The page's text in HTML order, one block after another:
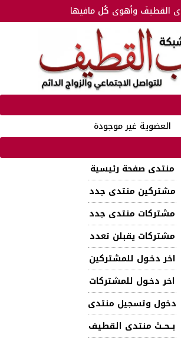
القطيفَ وأهوى كُل مافيها
العضوية غير موجودة
منتدى صفحة رئيسية
مشتركين منتدى جدد
مشتركات منتدى جدد
مشتركات يقبلن تعدد
اخر دخـول للمشتركين
اخر دخـول للمشتركات
دخول وتسجيل منتدى
بــحــث منتدى القطيف